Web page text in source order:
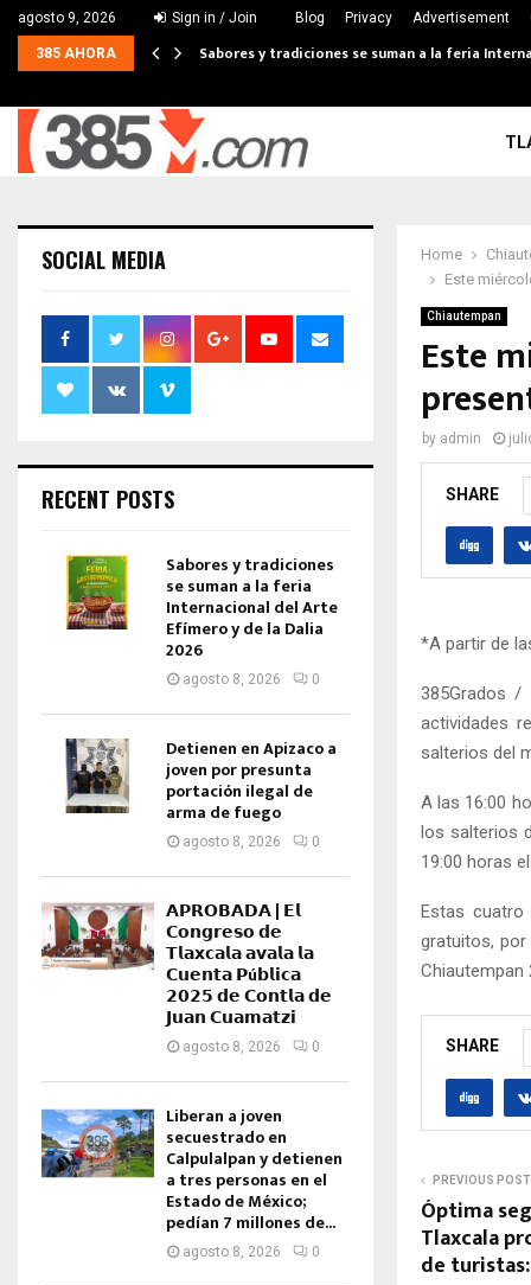
agosto 9, 2026 Sign in / Join Blog Privacy Advertisement
385 AHORA Sabores y tradiciones se suman a la feria
Home
Este
Chiautempan
Este
by admin
SHARE
*A partir de
385Grados /
actividades
salterios del
A las 16:00
los salterios
19:00 horas
Estas cuatro
gratuitos,
Chiautempan
SHARE
PREVIOUS POST
Óptima
Tlaxcala
de turistas:
SOCIAL MEDIA
RECENT POSTS
Sabores y tradiciones
se suman a la feria
Internacional del Arte
Efímero y de la Dalia
2026
agosto 8, 2026 0
Detienen en Apizaco a
joven por presunta
portación ilegal de
arma de fuego
agosto 8, 2026 0
𝗔𝗣𝗥𝗢𝗕𝗔𝗗𝗔 | 𝗘𝗹
𝗖𝗼𝗻𝗴𝗿𝗲𝘀𝗼 𝗱𝗲
𝗧𝗹𝗮𝘅𝗰𝗮𝗹𝗮 𝗮𝘃𝗮𝗹𝗮 𝗹𝗮
𝗖𝘂𝗲𝗻𝘁𝗮 𝗣ú𝗯𝗹𝗶𝗰𝗮
𝟮𝟬𝟮𝟱 𝗱𝗲 𝗖𝗼𝗻𝘁𝗹𝗮 𝗱𝗲
𝗝𝘂𝗮𝗻 𝗖𝘂𝗮𝗺𝗮𝘁𝘇𝗶
agosto 8, 2026 0
Liberan a joven
secuestrado en
Calpulalpan y detienen
a tres personas en el
Estado de México;
pedían 7 millones de...
agosto 8, 2026 0